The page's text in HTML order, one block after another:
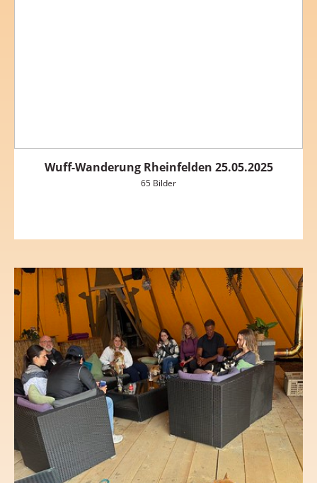
Wuff-Wanderung Rheinfelden 25.05.2025
65 Bilder